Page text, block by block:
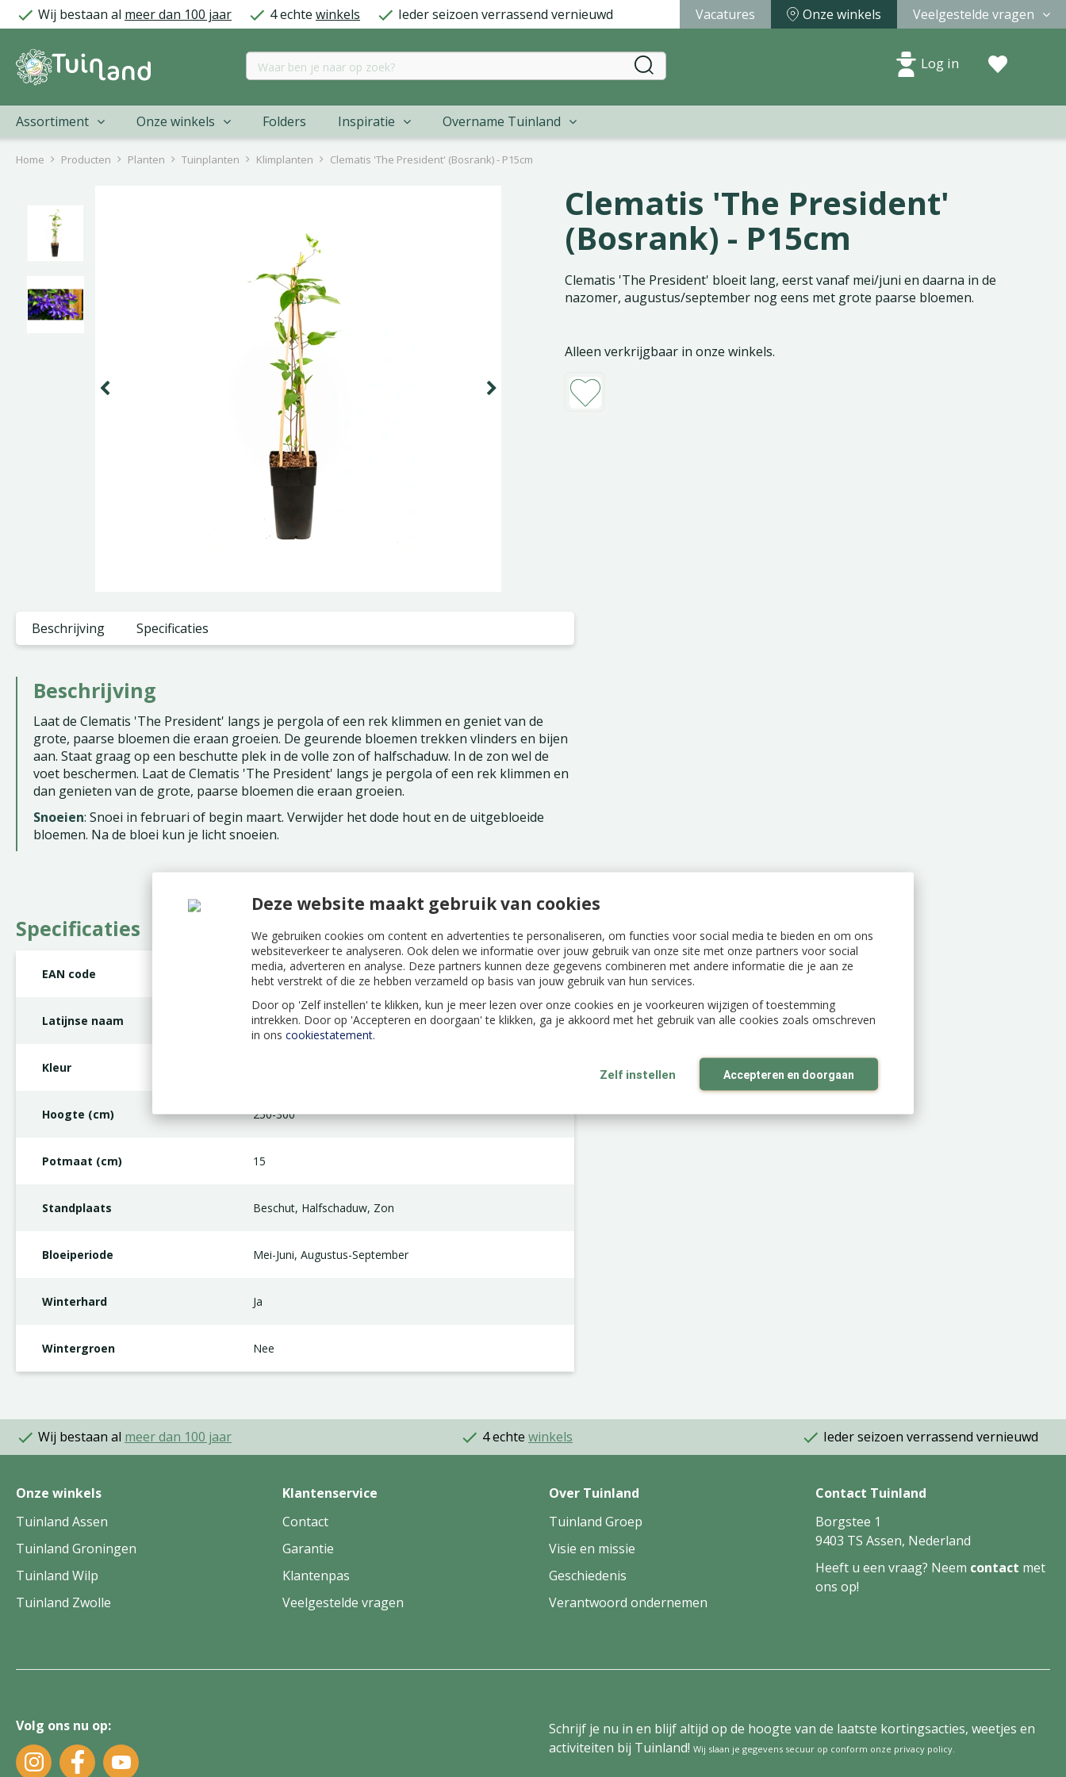
Deze website maakt gebruik van cookies
We gebruiken cookies om content en advertenties te personaliseren, om functies voor social media te bieden en om ons
websiteverkeer te analyseren. Ook delen we informatie over jouw gebruik van onze site met onze partners voor social
media, adverteren en analyse. Deze partners kunnen deze gegevens combineren met andere informatie die je aan ze
hebt verstrekt of die ze hebben verzameld op basis van jouw gebruik van hun services.
Door op 'Zelf instellen' te klikken, kun je meer lezen over onze cookies en je voorkeuren wijzigen of toestemming
intrekken. Door op 'Accepteren en doorgaan' te klikken, ga je akkoord met het gebruik van alle cookies zoals omschreven
in ons cookiestatement.
Zelf instellen Accepteren en doorgaan
naar
Home Producten Planten Tuinplanten Klimplanten Clematis 'The President' (Bosrank) - P15cm
Wij bestaan al meer dan 100 jaar 4 echte winkels Ieder seizoen verrassend vernieuwd Vacatures Onze winkels Veelgestelde vragen
Log in
Assortiment Onze winkels Folders Inspiratie Overname Tuinland
Clematis 'The President'
(Bosrank) - P15cm
Clematis 'The President' bloeit lang, eerst vanaf mei/juni en daarna in de
nazomer, augustus/september nog eens met grote paarse bloemen.
Alleen verkrijgbaar in onze winkels.
Beschrijving Specificaties
Beschrijving
Laat de Clematis 'The President' langs je pergola of een rek klimmen en geniet van de
grote, paarse bloemen die eraan groeien. De geurende bloemen trekken vlinders en bijen
aan. Staat graag op een beschutte plek in de volle zon of halfschaduw. In de zon wel de
voet beschermen. Laat de Clematis 'The President' langs je pergola of een rek klimmen en
dan genieten van de grote, paarse bloemen die eraan groeien.
Snoeien: Snoei in februari of begin maart. Verwijder het dode hout en de uitgebloeide
bloemen. Na de bloei kun je licht snoeien.
Specificaties
EAN code 8712044838755
Latijnse naam Clematis 'The President'
Kleur
Hoogte (cm) 250-300
Potmaat (cm) 15
Standplaats Beschut, Halfschaduw, Zon
Bloeiperiode Mei-Juni, Augustus-September
Winterhard Ja
Wintergroen Nee
Wij bestaan al meer dan 100 jaar 4 echte winkels Ieder seizoen verrassend vernieuwd
Onze winkels
Tuinland Assen
Tuinland Groningen
Tuinland Wilp
Tuinland Zwolle
Klantenservice
Contact
Garantie
Klantenpas
Veelgestelde vragen
Over Tuinland
Tuinland Groep
Visie en missie
Geschiedenis
Verantwoord ondernemen
Contact Tuinland
Borgstee 1
9403 TS Assen, Nederland
Heeft u een vraag? Neem contact met
ons op!
Volg ons nu op:
Schrijf je nu in en blijf altijd op de hoogte van de laatste kortingsacties, weetjes en
activiteiten bij Tuinland! Wij slaan je gegevens secuur op conform onze privacy policy